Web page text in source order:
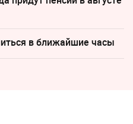
в ближайшие часы